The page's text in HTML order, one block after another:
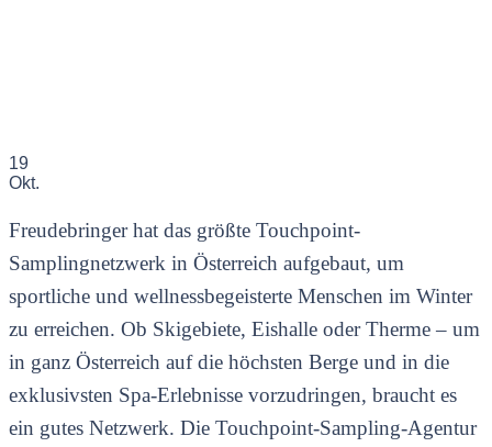
19
Okt.
Freudebringer hat das größte Touchpoint-
Samplingnetzwerk in Österreich aufgebaut, um
sportliche und wellnessbegeisterte Menschen im Winter
zu erreichen. Ob Skigebiete, Eishalle oder Therme – um
in ganz Österreich auf die höchsten Berge und in die
exklusivsten Spa-Erlebnisse vorzudringen, braucht es
ein gutes Netzwerk. Die Touchpoint-Sampling-Agentur